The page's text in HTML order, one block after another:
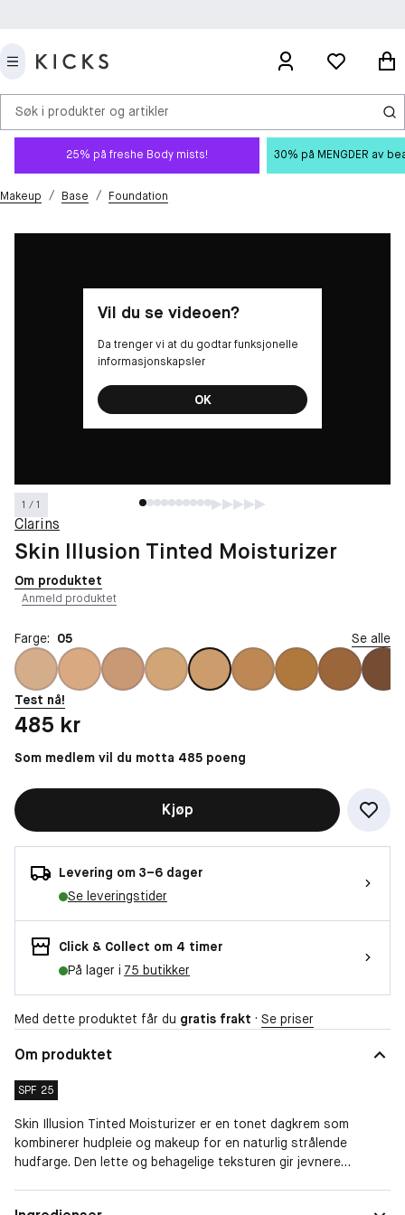
Søk i produkter og artikler
25% på freshe Body mists! 30% på MENGDER av
Makeup / Base / Foundation
1 / 1
Vil du se videoen?
Da trenger vi at du godtar funksjonelle
informasjonskapsler
OK
Clarins
Skin Illusion Tinted Moisturizer
Om produktet
Anmeld produktet
Farge: 05 Se alle
Test nå!
Pris: 485 kr
485 kr
Som medlem vil du motta 485 poeng
Kjøp
Levering om 3–6 dager
Se leveringstider
Click & Collect om 4 timer
På lager i 75 butikker
Med dette produktet får du gratis frakt · Se priser
Om produktet
SPF 25
Skin Illusion Tinted Moisturizer er en tonet dagkrem som
kombinerer hudpleie og makeup for en naturlig strålende
hudfarge. Den lette og behagelige teksturen gir jevnere